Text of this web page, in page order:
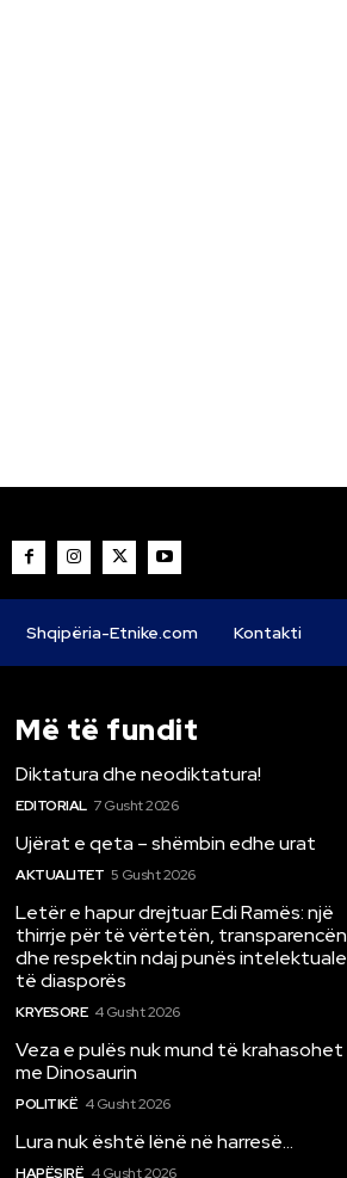
Shqipëria-Etnike.com Kontakti
Më të fundit
Diktatura dhe neodiktatura!
EDITORIAL 7 Gusht 2026
Ujërat e qeta – shëmbin edhe urat
AKTUALITET 5 Gusht 2026
Letër e hapur drejtuar Edi Ramës: një
thirrje për të vërtetën, transparencën
dhe respektin ndaj punës intelektuale
të diasporës
KRYESORE 4 Gusht 2026
Veza e pulës nuk mund të krahasohet
me Dinosaurin
POLITIKË 4 Gusht 2026
Lura nuk është lënë në harresë…
HAPËSIRË 4 Gusht 2026